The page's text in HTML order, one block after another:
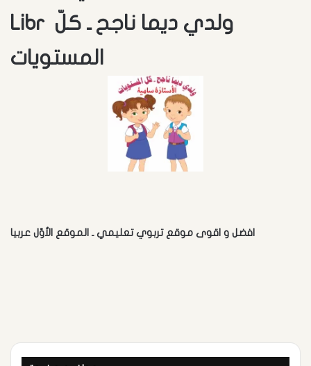
Libr ولدي ديما ناجح ـ كلّ
المستويات
افضل و اقوى موقع تربوي تعليمي ـ الموقع الأوّل عربيا